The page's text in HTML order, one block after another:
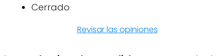
Cerrado
Revisar las opiniones